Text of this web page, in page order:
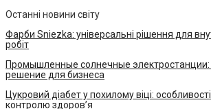
Останні новини світу
Фарби Sniezka: універсальні рішення для
робіт
Промышленные солнечные
решение для бизнеса
Цукровий діабет у похилому віці:
контролю здоров’я